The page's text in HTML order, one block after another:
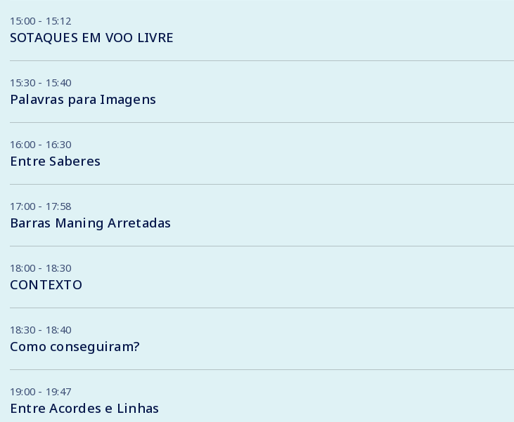
15:00 - 15:12
SOTAQUES EM VOO LIVRE
15:30 - 15:40
Palavras para Imagens
16:00 - 16:30
Entre Saberes
17:00 - 17:58
Barras Maning Arretadas
18:00 - 18:30
CONTEXTO
18:30 - 18:40
Como conseguiram?
19:00 - 19:47
Entre Acordes e Linhas